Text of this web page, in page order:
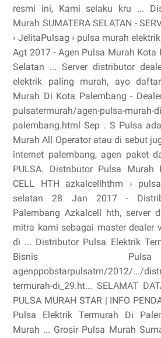
resmi ini, Kami selaku kru ...
Murah SUMATERA SELATAN -
› JelitaPulsag › pulsa murah
Agt 2017 - Agen Pulsa Murah Kota
Selatan ... Server distributor
elektrik paling murah, ayo
Murah Di Kota Palembang -
pulsatermurah/agen-pulsa-murah-
palembang.html Sep . S Pulsa
Murah All Operator atau di sebut
internet palembang, agen paket
PULSA. Distributor Pulsa Murah
CELL HTH azkalcellhthm ›
selatan 28 Jan 2017 -
Palembang Azkalcell hth, server
mitra kami sebagai master dealer
di ... Distributor Pulsa Elektrik
Bisnis
agenppobstarpulsatm/2012/.../
termurah-di_29.ht... SELAMAT
PULSA MURAH STAR | INFO
Pulsa Elektrik Termurah Di
Murah ... Grosir Pulsa Murah